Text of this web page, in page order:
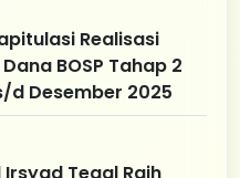
Realisasi
BOSP Tahap 2
d Desember 2025
Irsyad Tegal Raih